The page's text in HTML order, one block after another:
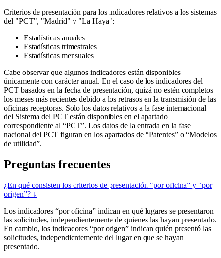
Criterios de presentación para los indicadores relativos a los sistemas
del "PCT", "Madrid" y "La Haya":
Estadísticas anuales
Estadísticas trimestrales
Estadísticas mensuales
Cabe observar que algunos indicadores están disponibles
únicamente con carácter anual. En el caso de los indicadores del
PCT basados en la fecha de presentación, quizá no estén completos
los meses más recientes debido a los retrasos en la transmisión de las
oficinas receptoras. Solo los datos relativos a la fase internacional
del Sistema del PCT están disponibles en el apartado
correspondiente al “PCT”. Los datos de la entrada en la fase
nacional del PCT figuran en los apartados de “Patentes” o “Modelos
de utilidad”.
Preguntas frecuentes
¿En qué consisten los criterios de presentación “por oficina” y “por
origen”? ↓
Los indicadores “por oficina” indican en qué lugares se presentaron
las solicitudes, independientemente de quienes las hayan presentado.
En cambio, los indicadores “por origen” indican quién presentó las
solicitudes, independientemente del lugar en que se hayan
presentado.